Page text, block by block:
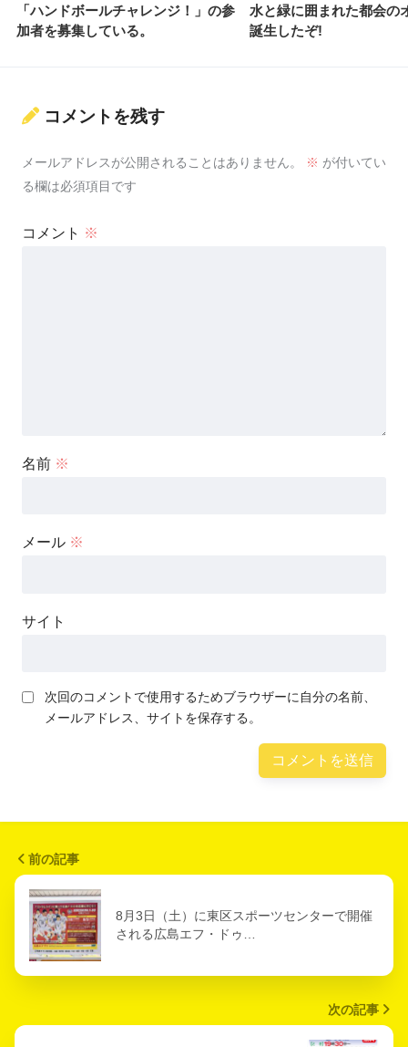
「ハンドボールチャレンジ！」の参
加者を募集している。
水と緑に囲まれた都会の
誕生したぞ!
コメントを残す
メールアドレスが公開されることはありません。 ※ が付いてい
る欄は必須項目です
コメント ※
名前 ※
メール ※
サイト
次回のコメントで使用するためブラウザーに自分の名前、
メールアドレス、サイトを保存する。
前の記事
8月3日（土）に東区スポーツセンターで開催
される広島エフ・ドゥ…
次の記事